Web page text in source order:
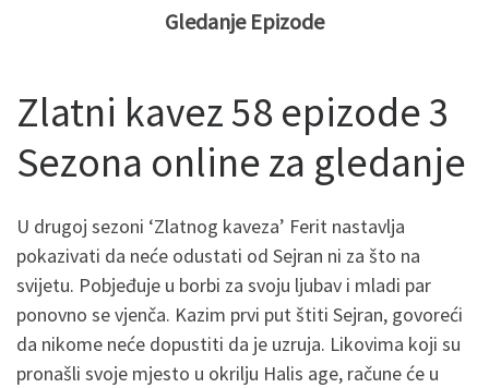
Gledanje Epizode
Zlatni kavez 58 epizode 3
Sezona online za gledanje
U drugoj sezoni ‘Zlatnog kaveza’ Ferit nastavlja
pokazivati da neće odustati od Sejran ni za što na
svijetu. Pobjeđuje u borbi za svoju ljubav i mladi par
ponovno se vjenča. Kazim prvi put štiti Sejran, govoreći
da nikome neće dopustiti da je uzruja. Likovima koji su
pronašli svoje mjesto u okrilju Halis age, račune će u